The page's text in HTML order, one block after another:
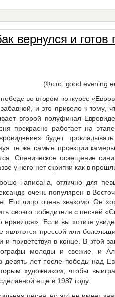
вернулся и
(Фото: good evening
во втором конкурсе
и это привело к тому,
второй полуфинал
прекрасно работает на
будет
те же самые проекции
Сценическое освещение
у него нет скрипки как в
написана, отлично для
очень популярен в
Его лицо очень знакомо. Он
своего победителя с песней
нравится». Если вы хотите
являются прессой или
и приветствуя в конце. В этой
молоды и свежие, и
девять лет после победы над
художником, чтобы
еще в 1987 году.